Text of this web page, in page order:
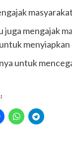
juga mengajak
menyiapkan
untuk